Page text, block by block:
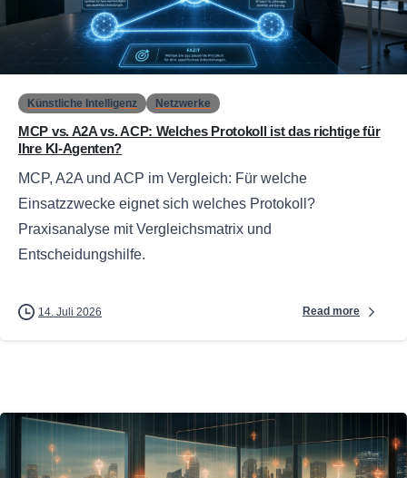
0
Künstliche Intelligenz Netzwerke
MCP vs. A2A vs. ACP: Welches Protokoll ist das richtige für
Ihre KI-Agenten?
MCP, A2A und ACP im Vergleich: Für welche
Einsatzzwecke eignet sich welches Protokoll?
Praxisanalyse mit Vergleichsmatrix und
Entscheidungshilfe.
14. Juli 2026 Read more